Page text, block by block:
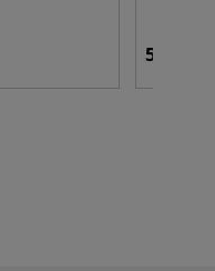
53,50 €